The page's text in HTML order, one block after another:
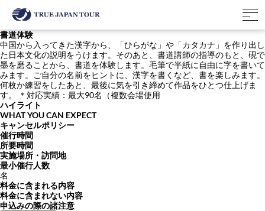
書道体験
中国から入ってきた漢字から、「ひらがな」や「カタカナ」を作り出し
た日本文化の説明をうけます。そのあと、書道講師の指導のもと、硯で
墨を磨ることから、書道を体験します。毛筆で半紙に自由に字を書いて
みます。ご自分の名前をヒントに、漢字を書くなど、書を楽しみます。
何枚か練習をしたあと、最後に気を引き締めて作品をひとつ仕上げま
す。 ＊対応実績：最大90名（複数会場使用
ハイライト
WHAT YOU CAN EXPECT
キャンセルポリシー
催行時間
所要時間
実施場所・訪問地
最小催行人数
名
料金に含まれる内容
料金に含まれない内容
申込みの際の諸注意